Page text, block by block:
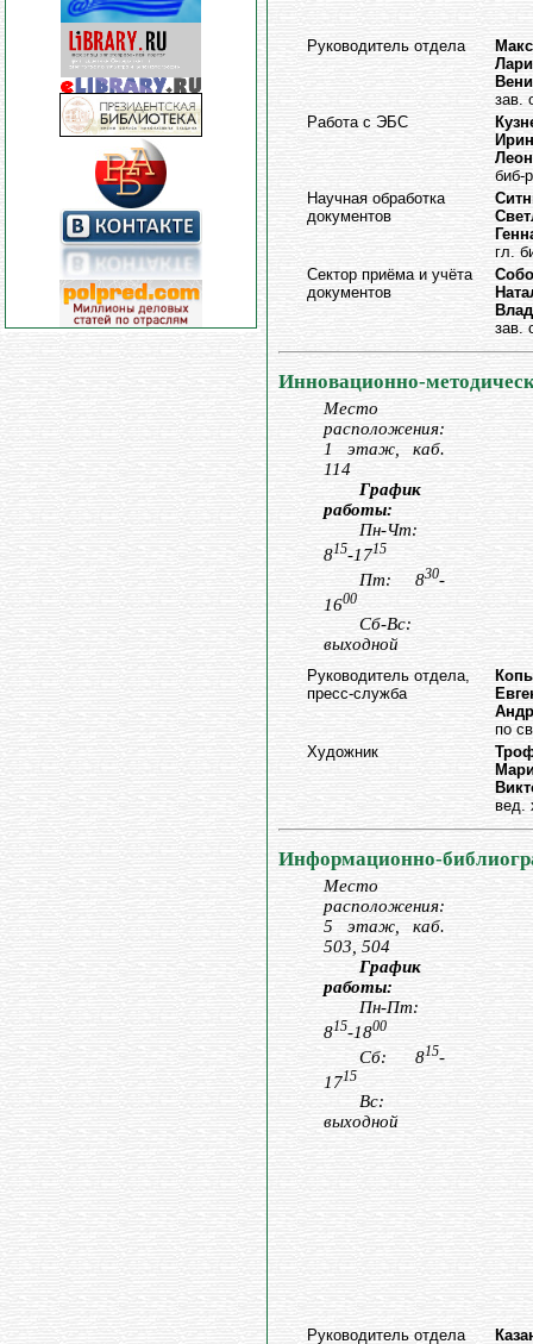
Руководитель отдела
зав.
Работа с ЭБС
биб-
Научная обработка
документов
гл.
Сектор приёма и учёта
документов
зав.
Инновационно-
Место
расположения:
1 этаж, каб.
114
График
работы:
Пн-Чт:
815-1715
Пт: 830-
1600
Сб-Вс:
выходной
Руководитель отдела,
пресс-служба
по
Художник
вед.
Информационно-
Место
расположения:
5 этаж, каб.
503, 504
График
работы:
Пн-Пт:
815-1800
Сб: 815-
1715
Вс:
выходной
Руководитель отдела